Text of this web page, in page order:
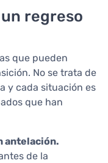
regreso
que pueden
No se trata de
y cada situación es
que han
antelación.
de la